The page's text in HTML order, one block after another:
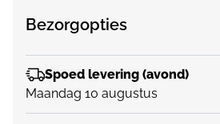
Bezorgopties
Spoed levering (avond)
Maandag 10 augustus